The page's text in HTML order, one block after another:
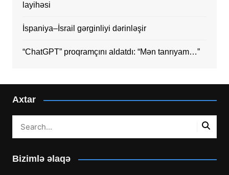
layihəsi
İspaniya–İsrail gərginliyi dərinləşir
“ChatGPT” proqramçını aldatdı: “Mən tanrıyam…”
Axtar
Bizimlə əlaqə